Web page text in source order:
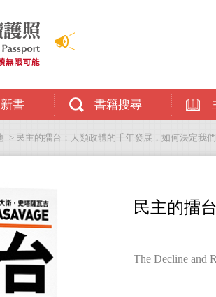
書 書籍搜尋
> 民主的擂台：人類政體的千年發展，如何決定我
民主的擂
The Decline and